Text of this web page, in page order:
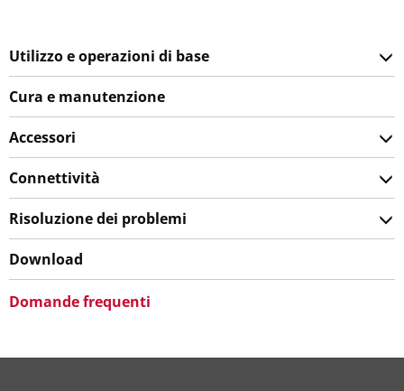
Utilizzo e operazioni di base
Cura e manutenzione
Accessori
Connettività
Risoluzione dei problemi
Download
Domande frequenti